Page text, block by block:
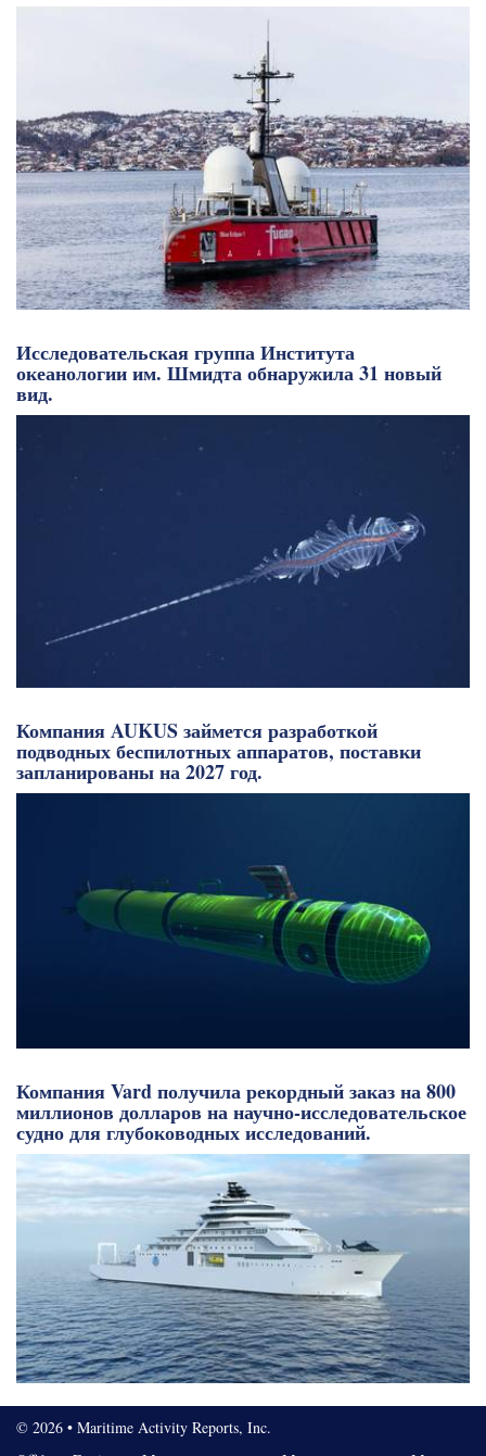
Исследовательская группа Института
океанологии им. Шмидта обнаружила 31 новый
вид.
Компания AUKUS займется разработкой
подводных беспилотных аппаратов, поставки
запланированы на 2027 год.
Компания Vard получила рекордный заказ на 800
миллионов долларов на научно-исследовательское
судно для глубоководных исследований.
© 2026 • Maritime Activity Reports, Inc.